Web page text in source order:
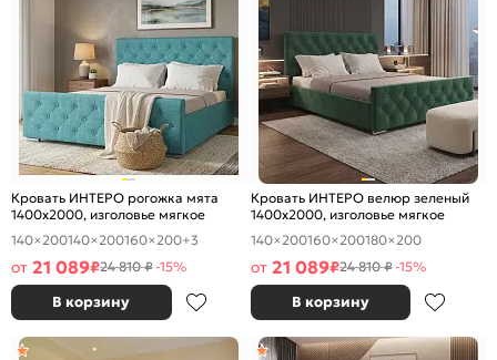
Кровать ИНТЕРО рогожка мята
1400x2000, изголовье мягкое
140×200140×200160×200+3
от 21 089₽24 810 ₽-15%
В корзину
Кровать ИНТЕРО велюр зеленый
1400x2000, изголовье мягкое
140×200160×200180×200
от 21 089₽24 810 ₽-15%
В корзину